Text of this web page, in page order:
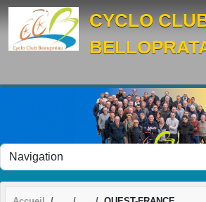
CYCLO
Panneau de gestion des cookies